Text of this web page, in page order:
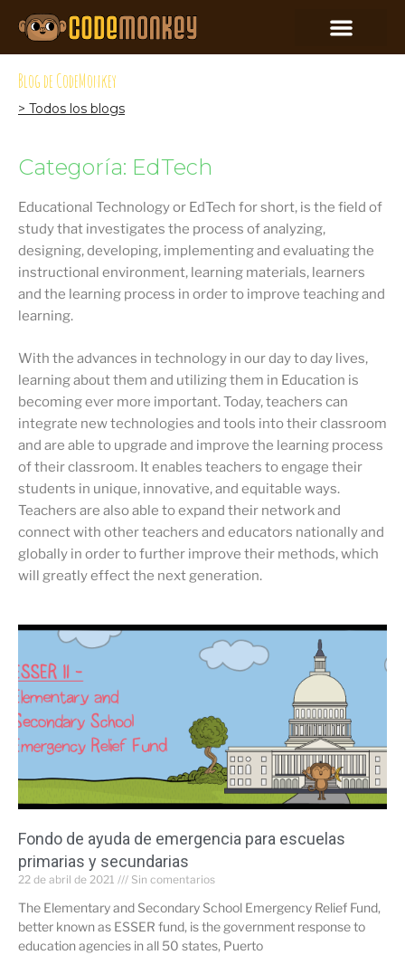
Blog de CodeMonkey
> Todos los blogs
Categoría: EdTech
Educational Technology or EdTech for short, is the field of
study that investigates the process of analyzing,
designing, developing, implementing and evaluating the
instructional environment, learning materials, learners
and the learning process in order to improve teaching and
learning.
With the advances in technology in our day to day lives,
learning about them and utilizing them in Education is
becoming ever more important. Today, teachers can
integrate new technologies and tools into their classroom
and are able to upgrade and improve the learning process
of their classroom. It enables teachers to engage their
students in unique, innovative, and equitable ways.
Teachers are also able to expand their network and
connect with other teachers and educators nationally and
globally in order to further improve their methods, which
will greatly effect the next generation.
Fondo de ayuda de emergencia para escuelas
primarias y secundarias
22 de abril de 2021 Sin comentarios
The Elementary and Secondary School Emergency Relief Fund,
better known as ESSER fund, is the government response to
education agencies in all 50 states, Puerto